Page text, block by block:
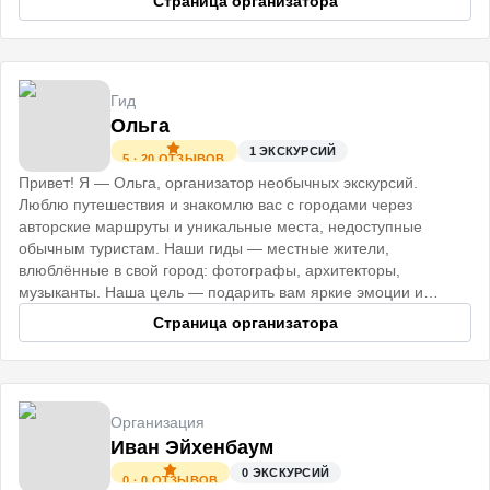
Гид
Ольга
5 · 20 ОТЗЫВОВ
1 ЭКСКУРСИЙ
Привет! Я — Ольга, организатор необычных экскурсий.
Люблю путешествия и знакомлю вас с городами через
авторские маршруты и уникальные места, недоступные
обычным туристам. Наши гиды — местные жители,
влюблённые в свой город: фотографы, архитекторы,
музыканты. Наша цель — подарить вам яркие эмоции и
незабываемые впечатления. До встречи!
Страница организатора
Организация
Иван Эйхенбаум
0 · 0 ОТЗЫВОВ
0 ЭКСКУРСИЙ